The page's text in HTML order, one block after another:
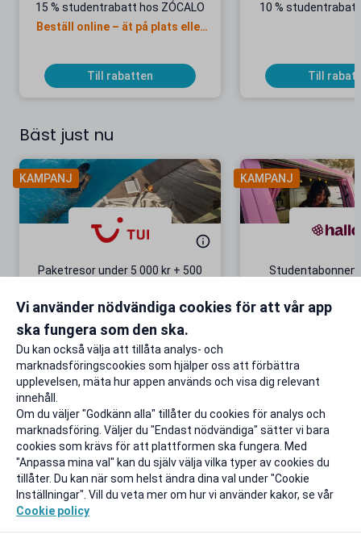
15 % studentrabatt hos ZÓCALO
Beställ online – ät på plats eller
Till rabatten
10 %
Till
Bäst just nu
KAMPANJ
Paketresor under 5 000 kr + 500
Gäller även på redan prissänkta
Till rabatten
KAMPANJ
+ 20 GB
Vi använder nödvändiga cookies för att vår app
ska fungera som den ska.
Du kan också välja att tillåta analys- och
marknadsföringscookies som hjälper oss att förbättra
upplevelsen, mäta hur appen används och visa dig relevant
innehåll.
Om du väljer "Godkänn alla" tillåter du cookies för analys och
marknadsföring. Väljer du "Endast nödvändiga" sätter vi bara
cookies som krävs för att plattformen ska fungera. Med
"Anpassa mina val" kan du själv välja vilka typer av cookies du
tillåter. Du kan när som helst ändra dina val under "Cookie
Inställningar". Vill du veta mer om hur vi använder kakor, se vår
Cookie policy